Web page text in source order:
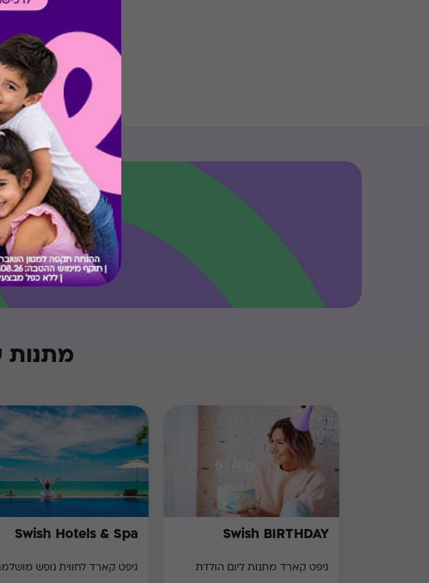
מתנות
Swish BIRTHDAY
גיפט קארד מתנות ליום הולדת
Swish Hotels & Spa
גיפט קארד לחווית נופש